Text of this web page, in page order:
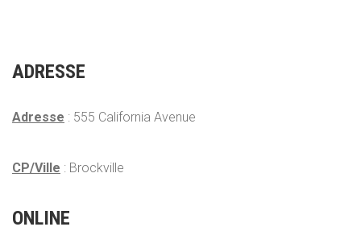
ADRESSE
Adresse : 555 California Avenue
CP/Ville : Brockville
ONLINE